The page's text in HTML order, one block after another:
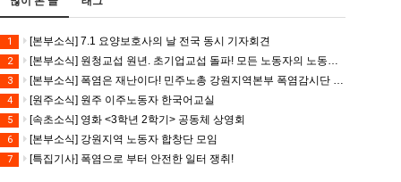
1 [본부소식] 7.1 요양보호사의 날 전국 동시 기자회견
2 [본부소식] 원청교섭 원년. 초기업교섭 돌파! 모든 노동자의 노동기본권 쟁취! 민주노총 7.15 총파업대회
3 [본부소식] 폭염은 재난이다! 민주노총 강원지역본부 폭염감시단 선포 기자회견
4 [원주소식] 원주 이주노동자 한국어교실
5 [속초소식] 영화 <3학년 2학기> 공동체 상영회
6 [본부소식] 강원지역 노동자 합창단 모임
7 [특집기사] 폭염으로 부터 안전한 일터 쟁취!